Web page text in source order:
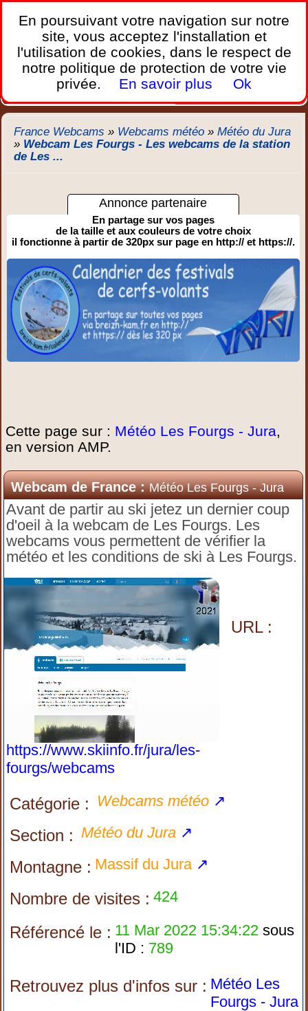
France Webcams,
Les webcams sur mobiles, portables et PC.
Home Bretagne Corse Plages Ports Montagnes
Trafic Chercher New
France Webcams » Webcams météo »Météo du Jura
» Webcam Les Fourgs - Les webcams de la station
de Les ...
Annonce partenaire
En partage sur vos pages
de la taille et aux couleurs de votre choix
il fonctionne à partir de 320px sur page en http:// et https://.
Cette page sur : Météo Les Fourgs - Jura,
en version AMP.
Webcam de France :Météo Les Fourgs - Jura
Avant de partir au ski jetez un dernier coup
d'oeil à la webcam de Les Fourgs. Les
webcams vous permettent de vérifier la
météo et les conditions de ski à Les Fourgs.
URL :
https://www.skiinfo.fr/jura/les-
fourgs/webcams
Catégorie : Webcams météo ↗
Section : Météo du Jura ↗
Montagne : Massif du Jura↗
Nombre de visites : 424
Référencé le : 11 Mar 2022 15:34:22 sous
l'ID : 789
Retrouvez plus d'infos sur : Météo Les
Fourgs - Jura
En poursuivant votre navigation sur notre
site, vous acceptez l'installation et
l'utilisation de cookies, dans le respect de
notre politique de protection de votre vie
privée.
En savoir plus Ok